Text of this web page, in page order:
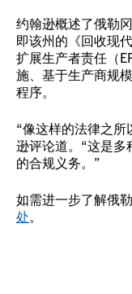
约翰逊概述了俄勒
即该州的《回收现
扩展生产者责任（
施、基于生产商规
程序。
“像这样的法律之所
逊评论道。“这是
的合规义务。”
如需进一步了解俄
处。